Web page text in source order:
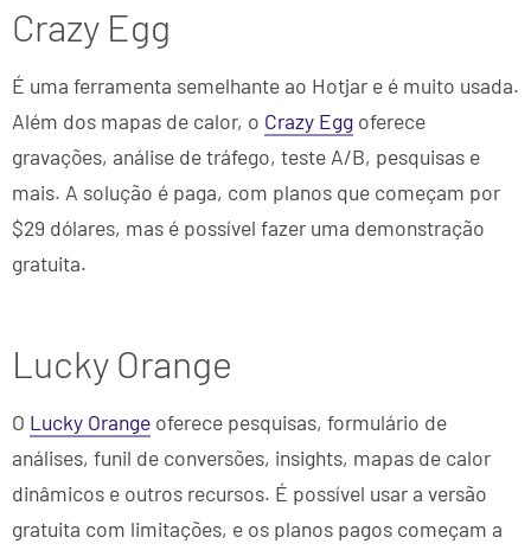
Crazy Egg
É uma ferramenta semelhante ao Hotjar e é muito usada.
Além dos mapas de calor, o Crazy Egg oferece
gravações, análise de tráfego, teste A/B, pesquisas e
mais. A solução é paga, com planos que começam por
$29 dólares, mas é possível fazer uma demonstração
gratuita.
Lucky Orange
O Lucky Orange oferece pesquisas, formulário de
análises, funil de conversões, insights, mapas de calor
dinâmicos e outros recursos. É possível usar a versão
gratuita com limitações, e os planos pagos começam a